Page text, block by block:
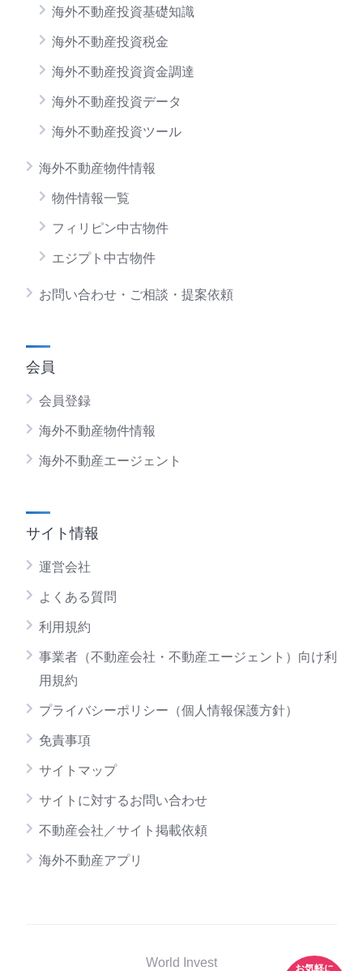
海外不動産投資基礎知識
海外不動産投資税金
海外不動産投資資金調達
海外不動産投資データ
海外不動産投資ツール
海外不動産物件情報
物件情報一覧
フィリピン中古物件
エジプト中古物件
お問い合わせ・ご相談・提案依頼
会員
会員登録
海外不動産物件情報
海外不動産エージェント
サイト情報
運営会社
よくある質問
利用規約
事業者（不動産会社・不動産エージェント）向け利
用規約
プライバシーポリシー（個人情報保護方針）
免責事項
サイトマップ
サイトに対するお問い合わせ
不動産会社／サイト掲載依頼
海外不動産アプリ
World Invest